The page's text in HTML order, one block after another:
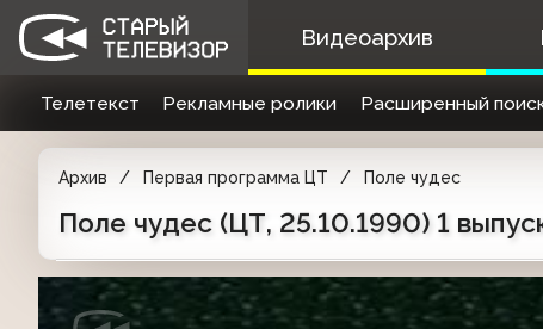
Видеоархив
Телетекст Рекламные ролики Расширенный
Архив Первая программа ЦТ Поле чудес
Поле чудес (ЦТ, 25.10.1990) 1